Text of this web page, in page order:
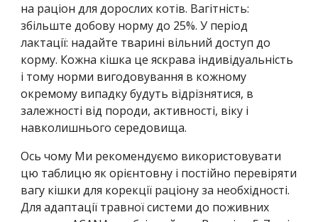
на раціон для дорослих котів. Вагітність:
збільште добову норму до 25%. У період
лактації: надайте тварині вільний доступ до
корму. Кожна кішка це яскрава індивідуальність
і тому норми вигодовування в кожному
окремому випадку будуть відрізнятися, в
залежності від породи, активності, віку і
навколишнього середовища.
Ось чому Ми рекомендуємо використовувати
цю таблицю як орієнтовну і постійно перевіряти
вагу кішки для корекції раціону за необхідності.
Для адаптації травної системи до поживних